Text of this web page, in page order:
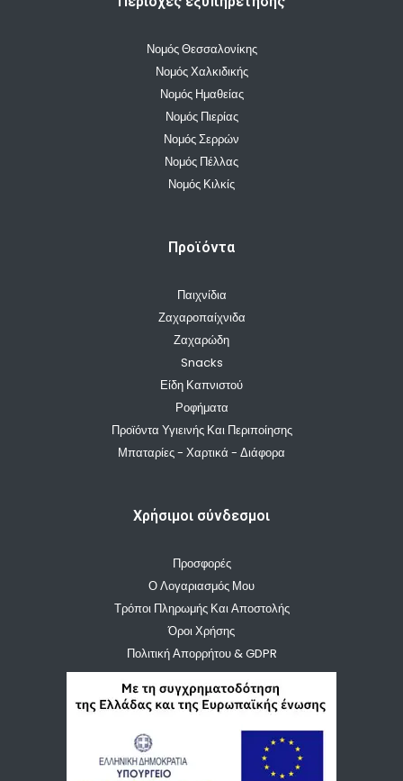
Νομός Θεσσαλονίκης
Νομός Χαλκιδικής
Νομός Ημαθείας
Νομός Πιερίας
Νομός Σερρών
Νομός Πέλλας
Νομός Κιλκίς
Προϊόντα
Παιχνίδια
Ζαχαροπαίχνιδα
Ζαχαρώδη
Snacks
Είδη Καπνιστού
Ροφήματα
Προϊόντα Υγιεινής Και Περιποίησης
Μπαταρίες - Χαρτικά - Διάφορα
Χρήσιμοι σύνδεσμοι
Προσφορές
Ο Λογαριασμός Μου
Τρόποι Πληρωμής Και Αποστολής
Όροι Χρήσης
Πολιτική Απορρήτου & GDPR